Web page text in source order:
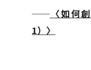
── 〈如何
1）〉